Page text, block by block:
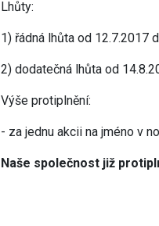
Lhůty:
1) řádná lhůta od 12.7.2017
2) dodatečná lhůta od
Výše protiplnění:
- za jednu akcii na jméno v
Naše společnost již